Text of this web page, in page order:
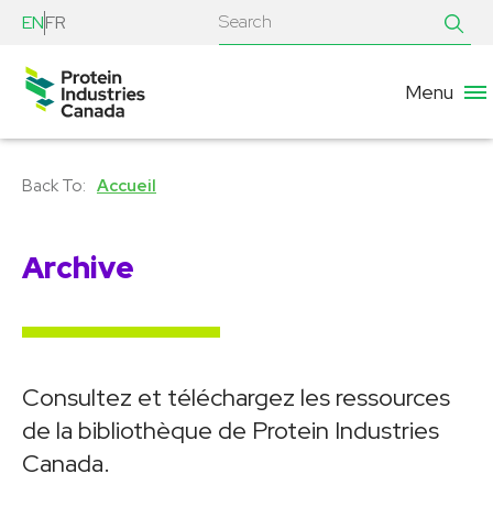
ENFR
Menu
Accueil
Archive
Consultez et téléchargez les ressources
de la bibliothèque de Protein Industries
Canada.